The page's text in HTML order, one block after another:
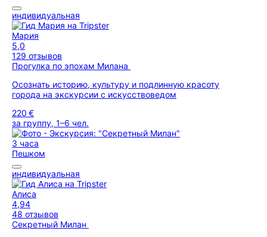
индивидуальная
Мария
5,0
129 отзывов
Прогулка по эпохам Милана
Осознать историю, культуру и подлинную красоту
города на экскурсии с искусствоведом
220 €
за группу, 1–6 чел.
3 часа
Пешком
индивидуальная
Алиса
4,94
48 отзывов
Секретный Милан